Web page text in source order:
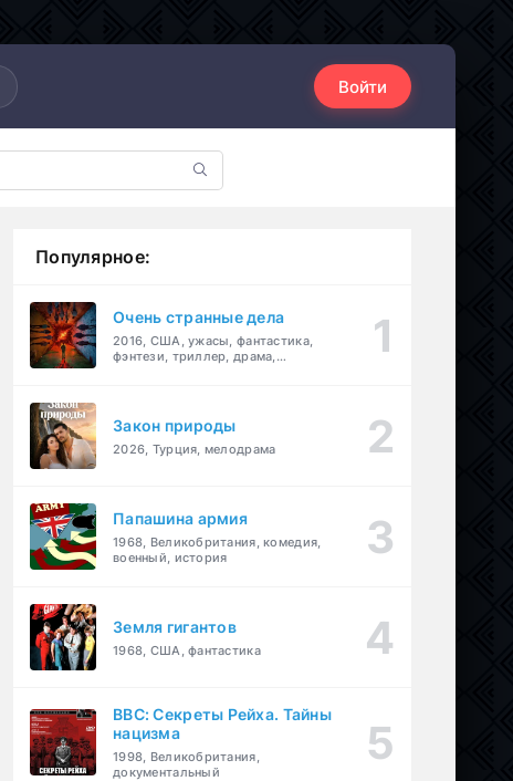
Войти
Популярное:
Очень странные дела
2016, США, ужасы, фантастика,
фэнтези, триллер, драма,
Закон природы
2026, Турция, мелодрама
Папашина армия
1968, Великобритания, комедия,
военный, история
Земля гигантов
1968, США, фантастика
BBC: Секреты Рейха. Тайны
нацизма
1998, Великобритания,
документальный